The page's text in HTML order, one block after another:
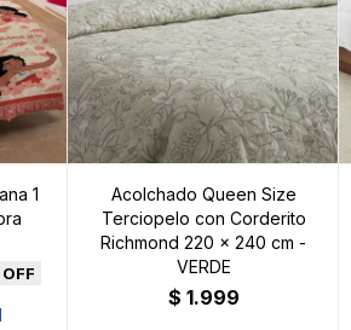
1
Acolchado Queen Size
Terciopelo con Corderito
Richmond 220 x 240 cm -
VERDE
$ 1.999